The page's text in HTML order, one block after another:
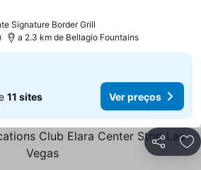
Signature Border Grill
a 2.3 km de Bellagio Fountains
11 sites Ver preços
Partilhar